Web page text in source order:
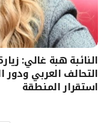
النائبة هبة غالي:
التحالف العربي
استقرار المنطقة